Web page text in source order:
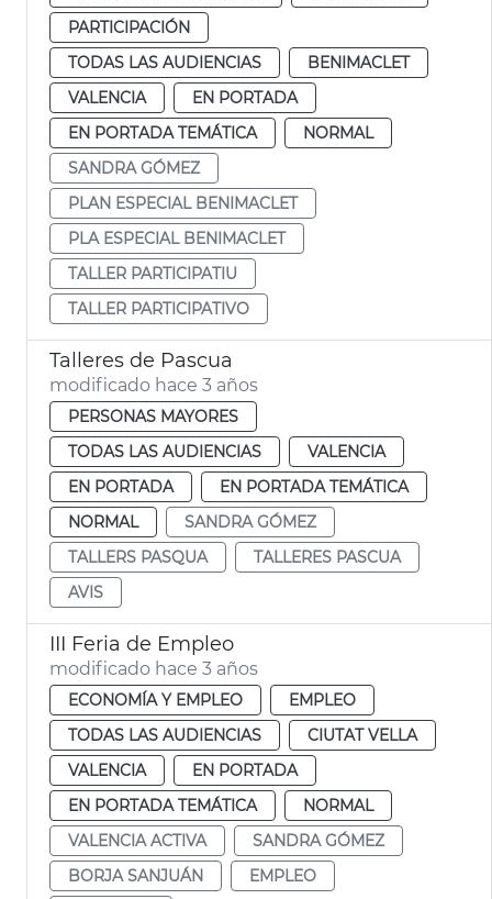
PARTICIPACIÓN
TODAS LAS AUDIENCIAS
BENIMACLET
VALENCIA
EN PORTADA
EN PORTADA TEMÁTICA
NORMAL
SANDRA GÓMEZ
PLAN ESPECIAL BENIMACLET
PLA ESPECIAL BENIMACLET
TALLER PARTICIPATIU
TALLER PARTICIPATIVO
Talleres de Pascua
modificado hace 3 años
PERSONAS MAYORES
TODAS LAS AUDIENCIAS
VALENCIA
EN PORTADA
EN PORTADA TEMÁTICA
NORMAL
SANDRA GÓMEZ
TALLERS PASQUA
TALLERES PASCUA
AVIS
III Feria de Empleo
modificado hace 3 años
ECONOMÍA Y EMPLEO
EMPLEO
TODAS LAS AUDIENCIAS
CIUTAT VELLA
VALENCIA
EN PORTADA
EN PORTADA TEMÁTICA
NORMAL
VALENCIA ACTIVA
SANDRA GÓMEZ
BORJA SANJUÁN
EMPLEO